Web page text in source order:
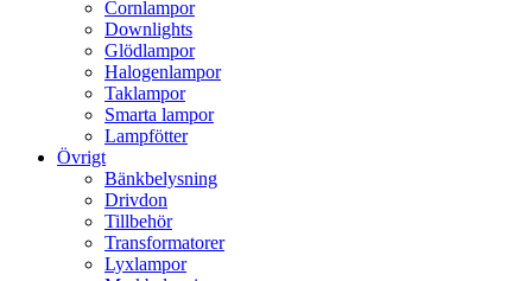
Cornlampor
Downlights
Glödlampor
Halogenlampor
Taklampor
Smarta lampor
Lampfötter
Övrigt
Bänkbelysning
Drivdon
Tillbehör
Transformatorer
Lyxlampor